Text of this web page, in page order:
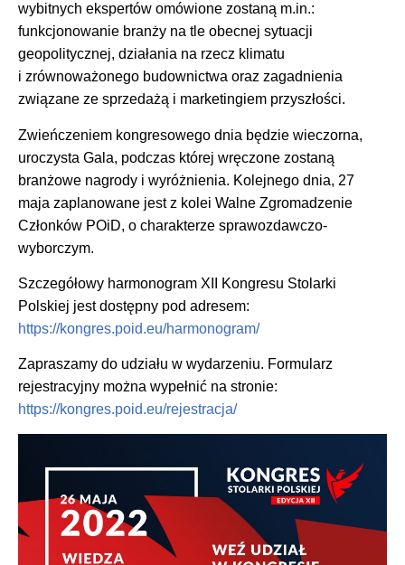
wybitnych ekspertów omówione zostaną m.in.:
funkcjonowanie branży na tle obecnej sytuacji
geopolitycznej, działania na rzecz klimatu
i zrównoważonego budownictwa oraz zagadnienia
związane ze sprzedażą i marketingiem przyszłości.
Zwieńczeniem kongresowego dnia będzie wieczorna,
uroczysta Gala, podczas której wręczone zostaną
branżowe nagrody i wyróżnienia. Kolejnego dnia, 27
maja zaplanowane jest z kolei Walne Zgromadzenie
Członków POiD, o charakterze sprawozdawczo-
wyborczym.
Szczegółowy harmonogram XII Kongresu Stolarki
Polskiej jest dostępny pod adresem:
https://kongres.poid.eu/harmonogram/
Zapraszamy do udziału w wydarzeniu. Formularz
rejestracyjny można wypełnić na stronie:
https://kongres.poid.eu/rejestracja/